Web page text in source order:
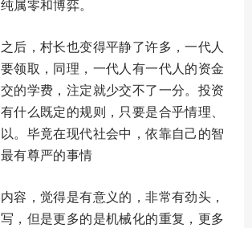
属零和博弈。
后，村长也变得平静了许多，一代人
领取，同理，一代人有一代人的资金
的学费，注定就少交不了一分。投资
什么既定的规则，只要是合乎情理、
。毕竟在现代社会中，依靠自己的智
有尊严的事情
容，觉得是有意义的，非常有劲头，
，但是更多的是机械化的重复，更多